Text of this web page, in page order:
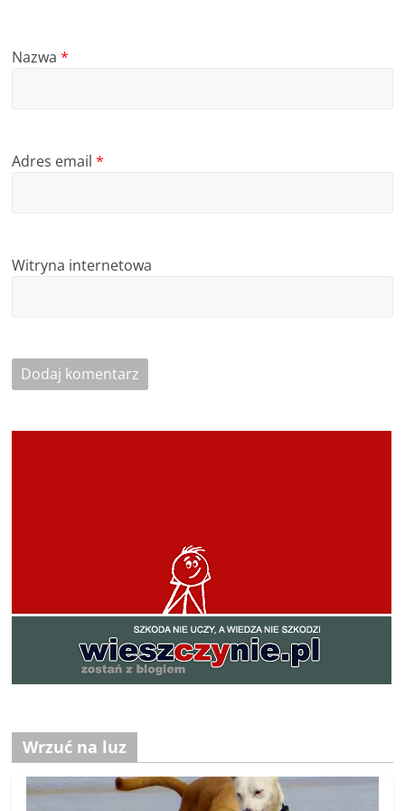
Nazwa*
Adres email*
Witryna internetowa
Wrzuć na luz